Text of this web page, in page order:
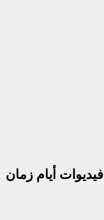
فيديوات أيام زمان